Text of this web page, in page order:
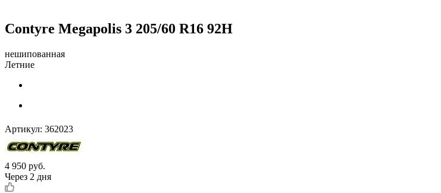
Contyre Megapolis 3 205/60 R16 92H
нешипованная
Летние
Артикул: 362023
4 950 руб.
Через 2 дня